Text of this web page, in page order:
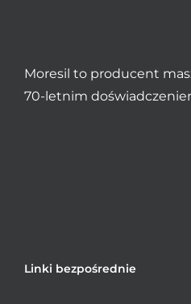
Moresil to producent
70-letnim
Linki bezpośrednie